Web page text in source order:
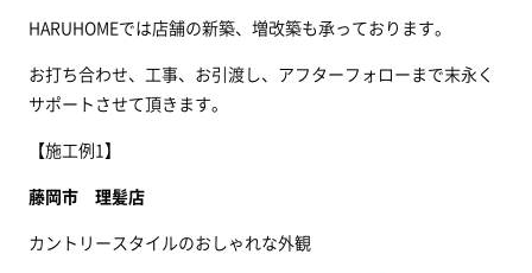
HARUHOMEでは店舗の新築、増改築も承っております。
お打ち合わせ、工事、お引渡し、アフターフォローまで末永く
サポートさせて頂きます。
【施工例1】
藤岡市 理髪店
カントリースタイルのおしゃれな外観